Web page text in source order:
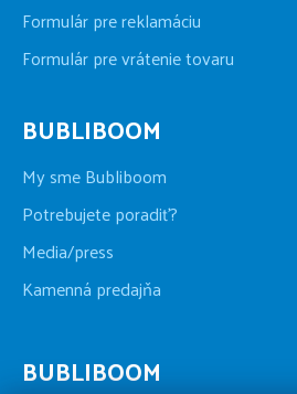
Formulár pre reklamáciu
Formulár pre vrátenie tovaru
BUBLIBOOM
My sme Bubliboom
Potrebujete poradiť?
Media/press
Kamenná predajňa
BUBLIBOOM